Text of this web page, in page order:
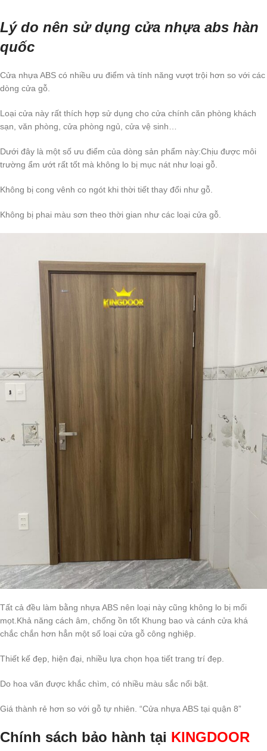
Lý do nên sử dụng cửa nhựa abs hàn
quốc
Cửa nhựa ABS có nhiều ưu điểm và tính năng vượt trội hơn so với các
dòng cửa gỗ.
Loại cửa này rất thích hợp sử dụng cho cửa chính căn phòng khách
sạn, văn phòng, cửa phòng ngủ, cửa vệ sinh…
Dưới đây là một số ưu điểm của dòng sản phẩm này:Chịu được môi
trường ẩm ướt rất tốt mà không lo bị mục nát như loại gỗ.
Không bị cong vênh co ngót khi thời tiết thay đổi như gỗ.
Không bị phai màu sơn theo thời gian như các loại cửa gỗ.
Tất cả đều làm bằng nhựa ABS nên loại này cũng không lo bị mối
mọt.Khả năng cách âm, chống ồn tốt Khung bao và cánh cửa khá
chắc chắn hơn hẳn một số loại cửa gỗ công nghiệp.
Thiết kế đẹp, hiện đại, nhiều lựa chọn họa tiết trang trí đẹp.
Do hoa văn được khắc chìm, có nhiều màu sắc nổi bật.
Giá thành rẻ hơn so với gỗ tự nhiên. “Cửa nhựa ABS tại quận 8”
Chính sách bảo hành tại KINGDOOR